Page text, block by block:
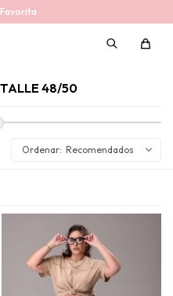
48/50
Recomendados